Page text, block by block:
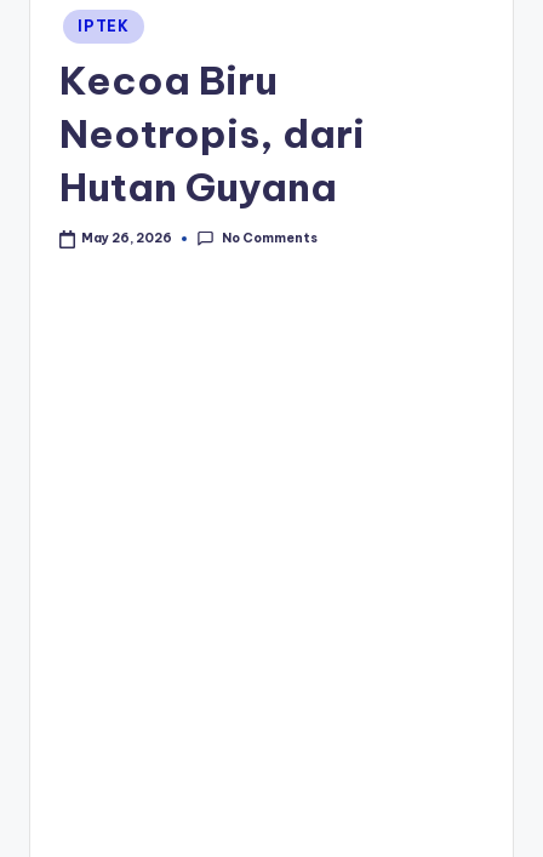
Posted
in
IPTEK
Kecoa Biru
Neotropis, dari
Hutan Guyana
May 26, 2026 No Comments